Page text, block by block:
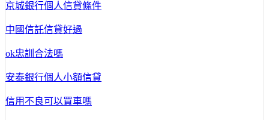
京城銀行個人信貸條件
中國信託信貸好過
ok忠訓合法嗎
安泰銀行個人小額信貸
信用不良可以買車嗎